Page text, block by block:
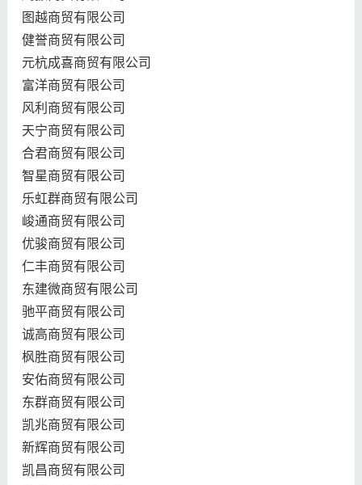
图越商贸有限公司
健誉商贸有限公司
元杭成喜商贸有限公司
富洋商贸有限公司
风利商贸有限公司
天宁商贸有限公司
合君商贸有限公司
智星商贸有限公司
乐虹群商贸有限公司
峻通商贸有限公司
优骏商贸有限公司
仁丰商贸有限公司
东建微商贸有限公司
驰平商贸有限公司
诚高商贸有限公司
枫胜商贸有限公司
安佑商贸有限公司
东群商贸有限公司
凯兆商贸有限公司
新辉商贸有限公司
凯昌商贸有限公司